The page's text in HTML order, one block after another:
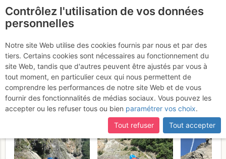
Chamrousse - Tour de
l'Homme : Pechiney Direct
Lundi 17 juillet 2017
Contrôlez l'utilisation de vos données
personnelles
Notre site Web utilise des cookies fournis par nous et par des
tiers. Certains cookies sont nécessaires au fonctionnement du
site Web, tandis que d'autres peuvent être ajustés par vous à
tout moment, en particulier ceux qui nous permettent de
comprendre les performances de notre site Web et de vous
fournir des fonctionnalités de médias sociaux. Vous pouvez les
accepter ou les refuser tous ou bien paramétrer vos choix.
Tout refuser
Tout accepter